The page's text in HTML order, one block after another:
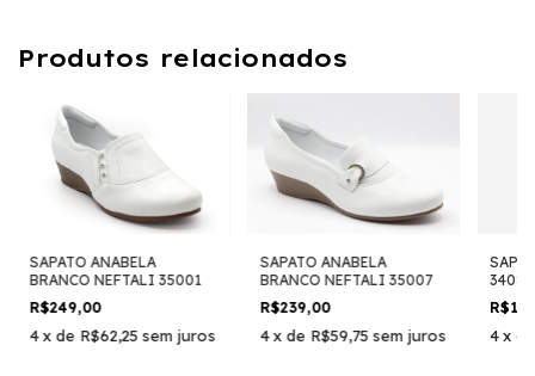
Produtos relacionados
SAPATO ANABELA
BRANCO NEFTALI 35001
R$249,00
4x de R$62,25 sem juros
SAPATO ANABELA
BRANCO NEFTALI 35007
R$239,00
4x de R$59,75 sem juros
3408
4x